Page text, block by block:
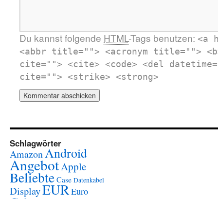
Du kannst folgende HTML-Tags benutzen: <a
<abbr title=""> <acronym title="">
cite=""> <cite> <code> <del
cite=""> <strike> <strong>
Schlagwörter
AmazonAndroid
AngebotApple
BeliebteCase Datenkabel
DisplayEUREuro